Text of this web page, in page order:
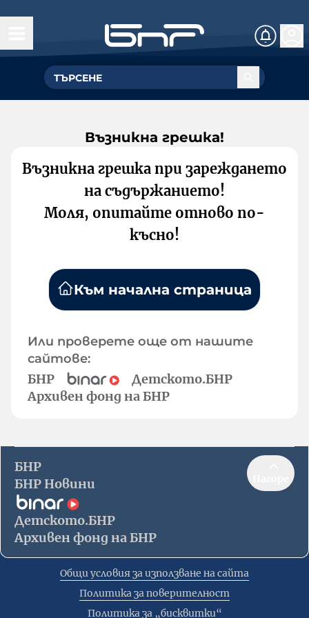
Възникна грешка!
Възникна грешка при зареждането
на съдържанието!
Моля, опитайте отново по-
късно!
Към начална страница
Или проверете още от нашите
сайтове:
БНР
Детското.БНР
Архивен фонд на БНР
БНР
БНР Новини
Детското.БНР
Архивен фонд на БНР
Общи условия за използване на сайта
Политика за поверителност
Политика за „бисквитки“